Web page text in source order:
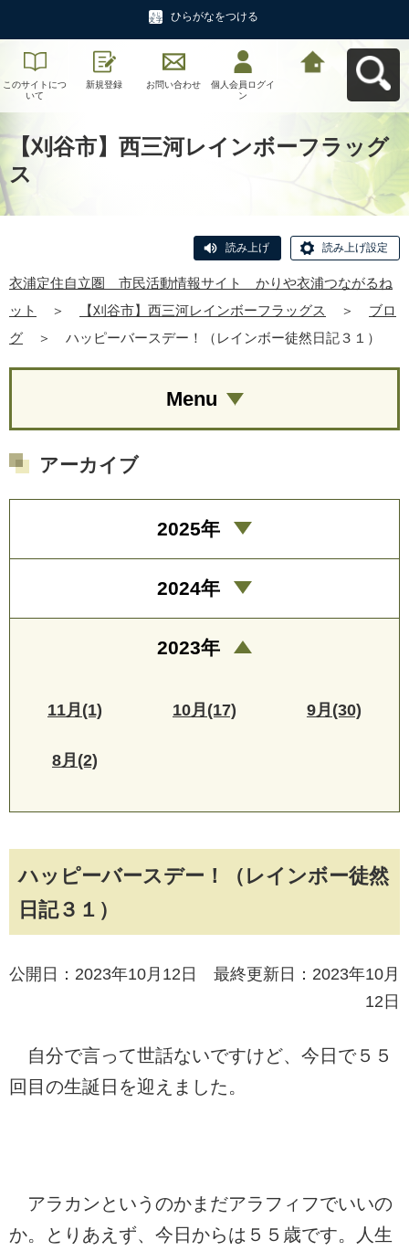
ひらがなをつける
このサイトにつ
いて
新規登録 お問い合わせ
個人会員ログイ
ン
【刈谷市】西三河レインボーフラッグ
ス
読み上げ 読み上げ設定
衣浦定住自立圏 市民活動情報サイト かりや衣浦つながるね
ット
＞ 【刈谷市】西三河レインボーフラッグス ＞
ブロ
グ
＞ ハッピーバースデー！（レインボー徒然日記３１）
ハッピーバースデー！（レインボー徒然
日記３１）
公開日：2023年10月12日 最終更新日：2023年10月
12日
自分で言って世話ないですけど、今日で５５
回目の生誕日を迎えました。
アラカンというのかまだアラフィフでいいの
か。とりあえず、今日からは５５歳です。人生
Menu
アーカイブ
2025年
2024年
2023年
11月(1) 10月(17) 9月(30)
8月(2)